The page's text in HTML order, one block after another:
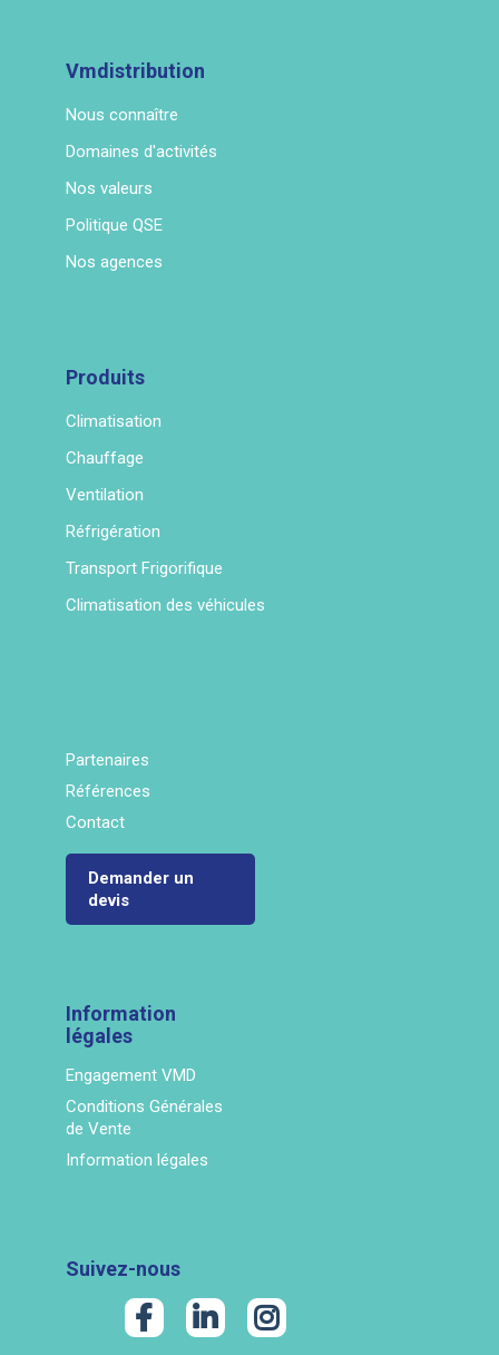
Vmdistribution
Nous connaître
Domaines d'activités
Nos valeurs
Politique QSE
Nos agences
Produits
Climatisation
Chauffage
Ventilation
Réfrigération
Transport Frigorifique
Climatisation des véhicules
Partenaires
Références
Contact
Demander un
devis
Information
légales
Engagement VMD
Conditions Générales
de Vente
Information légales
Suivez-nous